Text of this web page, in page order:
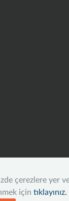
çerezlere yer
için tıklayınız.